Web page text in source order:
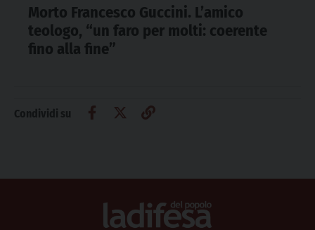
Morto Francesco Guccini. L’amico
teologo, “un faro per molti: coerente
fino alla fine”
Condividi su